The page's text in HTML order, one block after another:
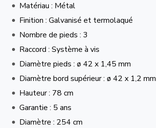
Matériau : Métal
Finition : Galvanisé et termolaqué
Nombre de pieds : 3
Raccord : Système à vis
Diamètre pieds : ø 42 x 1,45 mm
Diamètre bord supérieur : ø 42 x 1,2 mm
Hauteur : 78 cm
Garantie : 5 ans
Diamètre : 254 cm